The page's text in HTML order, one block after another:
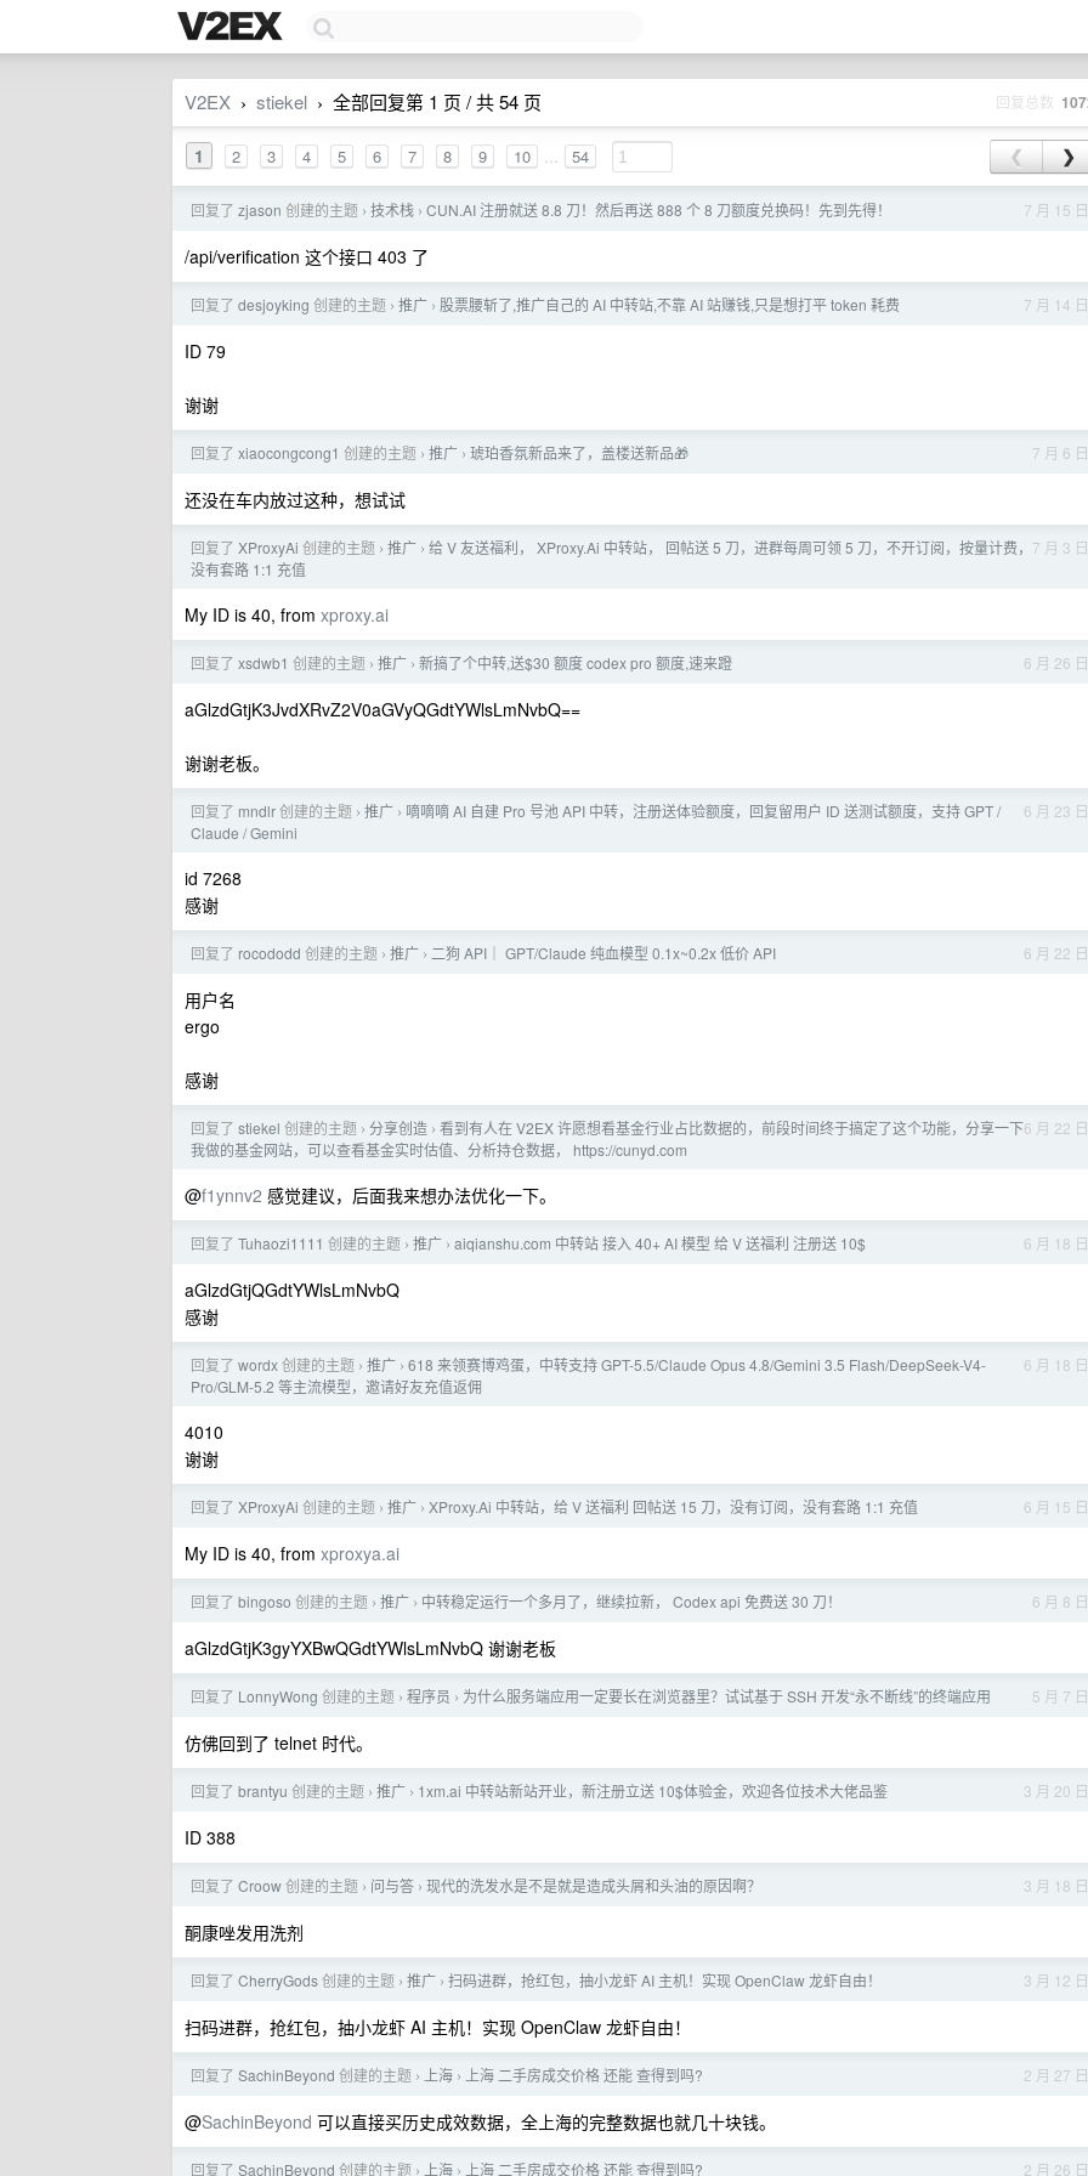
V2EX › stiekel › 全部回复第 1 页 / 共 54 页 回复总数
1 2 3 4 5 6 7 8 9 10 ... 54 ❮ ❯
7 月 15 日
回复了 zjason 创建的主题 › 技术栈 › CUN.AI 注册就送 8.8 刀！然后再送 888 个 8 刀额度兑换码！先到先得！
/api/verification 这个接口 403 了
7 月 14 日
回复了 desjoyking 创建的主题 › 推广 › 股票腰斩了,推广自己的 AI 中转站,不靠 AI 站赚钱,只是想打平 token 耗费
ID 79
谢谢
7 月 6 日
回复了 xiaocongcong1 创建的主题 › 推广 › 琥珀香氛新品来了，盖楼送新品🎁
还没在车内放过这种，想试试
7 月 3 日
回复了 XProxyAi 创建的主题 › 推广 › 给 V 友送福利， XProxy.Ai 中转站， 回帖送 5 刀，进群每周可领 5 刀，不开订阅，按量计费，
没有套路 1:1 充值
My ID is 40, from xproxy.ai
6 月 26 日
回复了 xsdwb1 创建的主题 › 推广 › 新搞了个中转,送$30 额度 codex pro 额度,速来蹬
aGlzdGtjK3JvdXRvZ2V0aGVyQGdtYWlsLmNvbQ==
谢谢老板。
6 月 23 日
回复了 mndlr创建的主题 › 推广 › 嘀嘀嘀 AI 自建 Pro 号池 API 中转，注册送体验额度，回复留用户 ID 送测试额度，支持 GPT /
Claude / Gemini
id 7268
感谢
6 月 22 日
回复了 rocododd 创建的主题 › 推广 › 二狗 API｜ GPT/Claude 纯血模型 0.1x~0.2x 低价 API
用户名
ergo
感谢
6 月 22 日
回复了 stiekel 创建的主题 › 分享创造 › 看到有人在 V2EX 许愿想看基金行业占比数据的，前段时间终于搞定了这个功能，分享一下
我做的基金网站，可以查看基金实时估值、分析持仓数据， https://cunyd.com
@f1ynnv2 感觉建议，后面我来想办法优化一下。
6 月 18 日
回复了 Tuhaozi1111 创建的主题 › 推广 › aiqianshu.com 中转站 接入 40+ AI 模型 给 V 送福利 注册送 10$
aGlzdGtjQGdtYWlsLmNvbQ
感谢
6 月 18 日
回复了 wordx创建的主题 › 推广 › 618 来领赛博鸡蛋，中转支持 GPT-5.5/Claude Opus 4.8/Gemini 3.5 Flash/DeepSeek-V4-
Pro/GLM-5.2 等主流模型，邀请好友充值返佣
4010
谢谢
6 月 15 日
回复了 XProxyAi 创建的主题 › 推广 › XProxy.Ai 中转站，给 V 送福利 回帖送 15 刀，没有订阅，没有套路 1:1 充值
My ID is 40, from xproxya.ai
6 月 8 日
回复了 bingoso 创建的主题 › 推广 › 中转稳定运行一个多月了，继续拉新， Codex api 免费送 30 刀！
aGlzdGtjK3gyYXBwQGdtYWlsLmNvbQ 谢谢老板
5 月 7 日
回复了 LonnyWong 创建的主题 › 程序员 › 为什么服务端应用一定要长在浏览器里？试试基于 SSH 开发“永不断线”的终端应用
仿佛回到了 telnet 时代。
3 月 20 日
回复了 brantyu 创建的主题 › 推广 › 1xm.ai 中转站新站开业，新注册立送 10$体验金，欢迎各位技术大佬品鉴
ID 388
3 月 18 日
回复了 Croow创建的主题 › 问与答 › 现代的洗发水是不是就是造成头屑和头油的原因啊？
酮康唑发用洗剂
3 月 12 日
回复了 CherryGods创建的主题 › 推广 › 扫码进群，抢红包，抽小龙虾 AI 主机！实现 OpenClaw 龙虾自由！
扫码进群，抢红包，抽小龙虾 AI 主机！实现 OpenClaw 龙虾自由！
2 月 27 日
回复了 SachinBeyond 创建的主题 › 上海 › 上海 二手房成交价格 还能 查得到吗?
@SachinBeyond 可以直接买历史成效数据，全上海的完整数据也就几十块钱。
2 月 26 日
回复了 SachinBeyond 创建的主题 › 上海 › 上海 二手房成交价格 还能 查得到吗?